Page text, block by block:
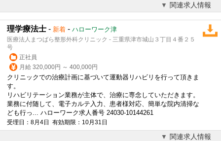
関連求人情報
理学療法士 - 新着 - ハローワーク津
医療法人まつばら整形外科クリニック - 三重県津市城山３丁目４番２５
号
正社員
月給 320,000円 ～ 400,000円
クリニックでの治療計画に基づいて運動器リハビリを行って頂きま
す。
リハビリテーション業務が主体で、治療に専念していただきます。
業務に付随して、 電子カルテ 入力、患者様対応、簡単な院内清掃な
ども行っ... ハローワーク求人番号 24030-10144261
受理日：8月4日 有効期限：10月31日
関連求人情報